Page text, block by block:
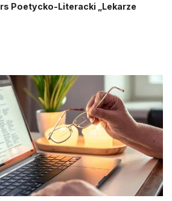
Poetycko-Literacki „Lekarze